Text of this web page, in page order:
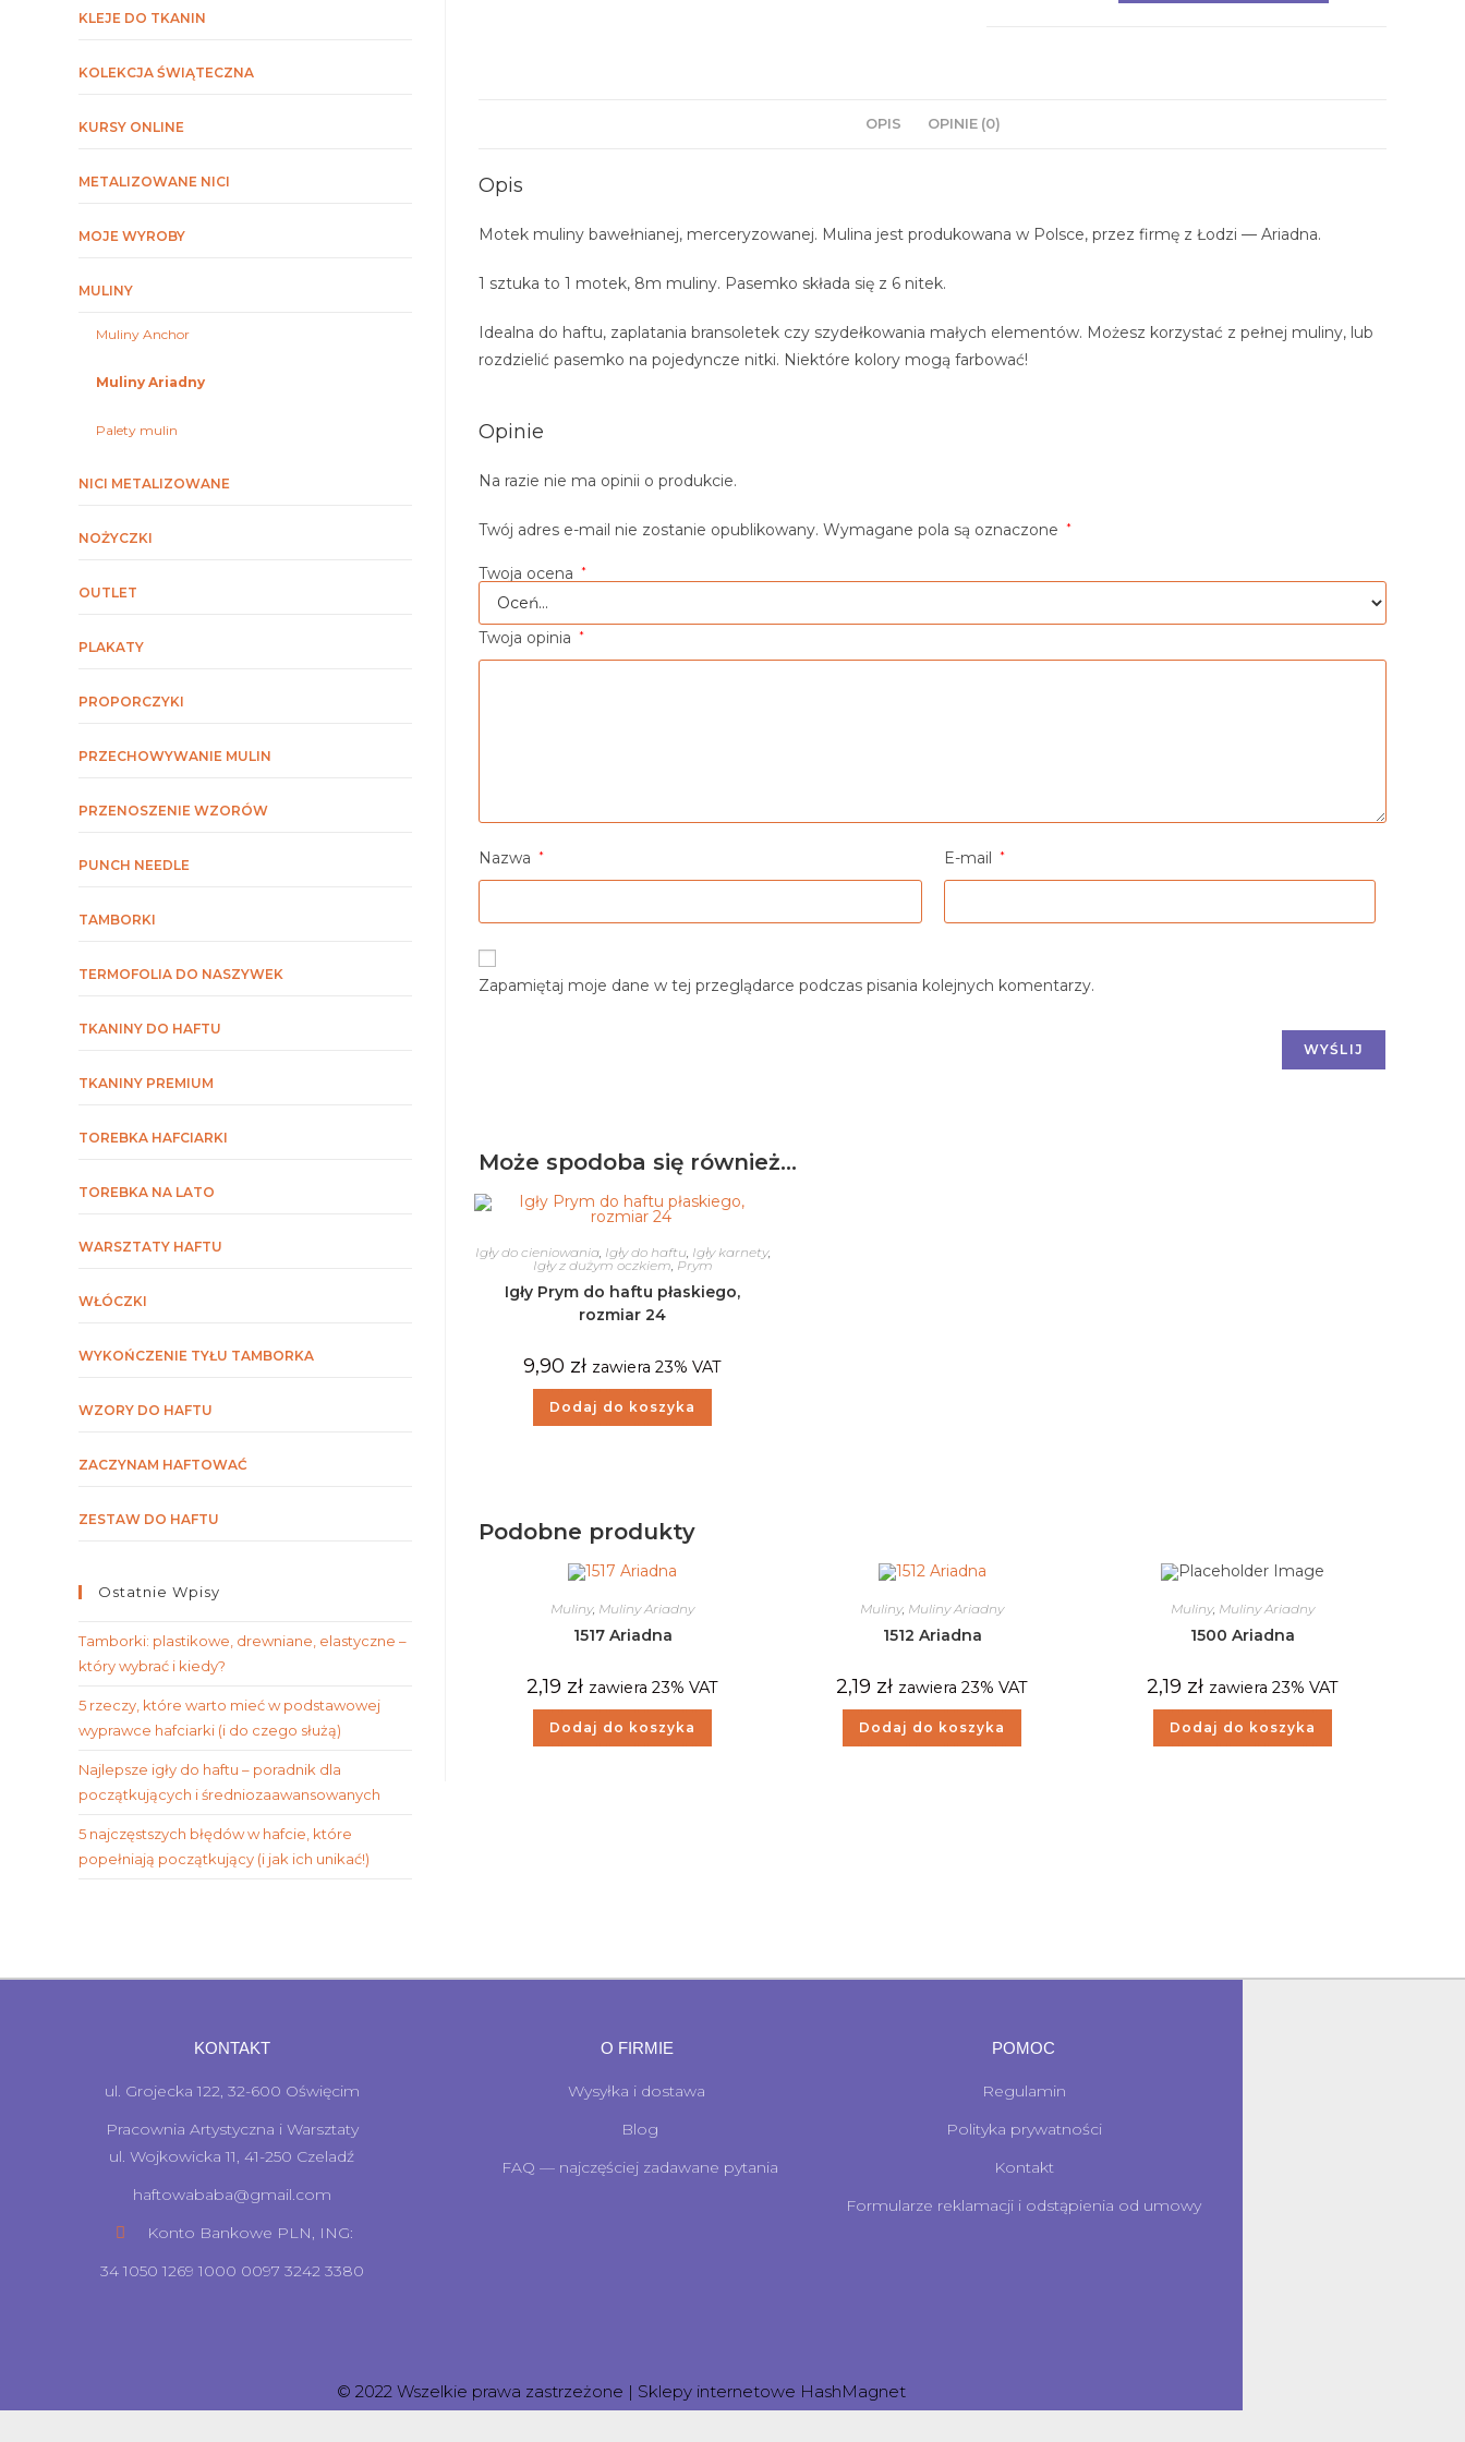
OPIS OPINIE (0)
Opis
Motek muliny bawełnianej, merceryzowanej. Mulina jest produkowana w Polsce, przez firmę z Łodzi — Ariadna.
1 sztuka to 1 motek, 8m muliny. Pasemko składa się z 6 nitek.
Idealna do haftu, zaplatania bransoletek czy szydełkowania małych elementów. Możesz korzystać z pełnej muliny, lub
rozdzielić pasemko na pojedyncze nitki. Niektóre kolory mogą farbować!
Opinie
Na razie nie ma opinii o produkcie.
Twój adres e-mail nie zostanie opublikowany. Wymagane pola są oznaczone *
Twoja ocena *
Twoja opinia *
Nazwa * E-mail *
Zapamiętaj moje dane w tej przeglądarce podczas pisania kolejnych komentarzy.
Może spodoba się również…
Igły do cieniowania, Igły do haftu, Igły karnety,
Igły z dużym oczkiem, Prym
Igły Prym do haftu płaskiego,
rozmiar 24
9,90 zł zawiera 23% VAT
Dodaj do koszyka
Podobne produkty
Muliny, Muliny Ariadny
1517 Ariadna
2,19 zł zawiera 23% VAT
Dodaj do koszyka
Muliny, Muliny Ariadny
1512 Ariadna
2,19 zł zawiera 23% VAT
Dodaj do koszyka
Muliny, Muliny Ariadny
1500 Ariadna
2,19 zł zawiera 23% VAT
Dodaj do koszyka
KLEJE DO TKANIN
KOLEKCJA ŚWIĄTECZNA
KURSY ONLINE
METALIZOWANE NICI
MOJE WYROBY
MULINY
Muliny Anchor
Muliny Ariadny
Palety mulin
NICI METALIZOWANE
NOŻYCZKI
OUTLET
PLAKATY
PROPORCZYKI
PRZECHOWYWANIE MULIN
PRZENOSZENIE WZORÓW
PUNCH NEEDLE
TAMBORKI
TERMOFOLIA DO NASZYWEK
TKANINY DO HAFTU
TKANINY PREMIUM
TOREBKA HAFCIARKI
TOREBKA NA LATO
WARSZTATY HAFTU
WŁÓCZKI
WYKOŃCZENIE TYŁU TAMBORKA
WZORY DO HAFTU
ZACZYNAM HAFTOWAĆ
ZESTAW DO HAFTU
Ostatnie Wpisy
Tamborki: plastikowe, drewniane, elastyczne –
który wybrać i kiedy?
5 rzeczy, które warto mieć w podstawowej
wyprawce hafciarki (i do czego służą)
Najlepsze igły do haftu – poradnik dla
początkujących i średniozaawansowanych
5 najczęstszych błędów w hafcie, które
popełniają początkujący (i jak ich unikać!)
KONTAKT
ul. Grojecka 122, 32-600 Oświęcim
Pracownia Artystyczna i Warsztaty
ul. Wojkowicka 11, 41-250 Czeladź
haftowababa@gmail.com
Konto Bankowe PLN, ING:
34 1050 1269 1000 0097 3242 3380
O FIRMIE
Wysyłka i dostawa
Blog
FAQ — najczęściej zadawane pytania
POMOC
Regulamin
Polityka prywatności
Kontakt
Formularze reklamacji i odstąpienia od umowy
© 2022 Wszelkie prawa zastrzeżone | Sklepy internetowe HashMagnet